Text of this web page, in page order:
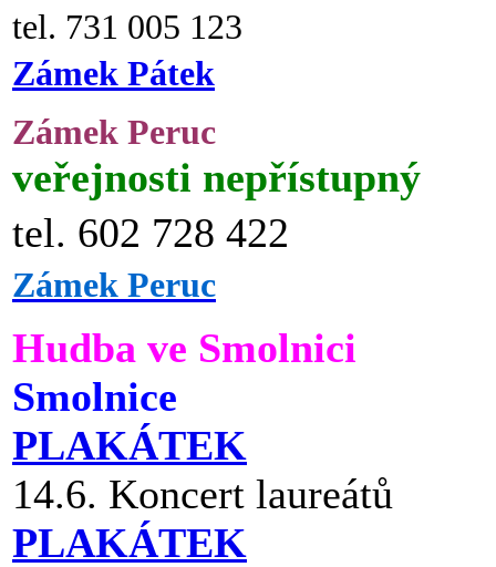
tel. 731 005 123
Zámek Pátek
Zámek Peruc
veřejnosti nepřístupný
tel. 602 728 422
Zámek Peruc
Hudba ve Smolnici
Smolnice
PLAKÁTEK
14.6. Koncert laureátů
PLAKÁTEK